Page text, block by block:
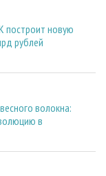
построит новую
рублей
волокна:
в